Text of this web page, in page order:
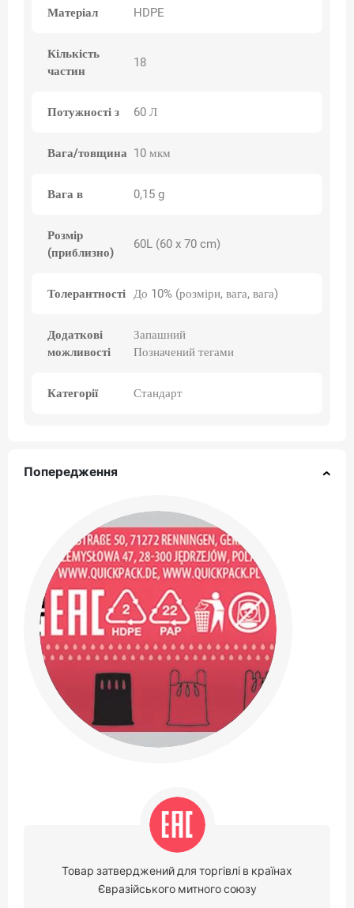
Матеріал HDPE
Кількість
частин
18
Потужності з 60 Л
Вага/товщина 10 мкм
Вага в 0,15 g
Розмір
(приблизно)
60L (60 x 70 cm)
Толерантності До 10% (розміри, вага, вага)
Додаткові
можливості
Запашний
Позначений тегами
Категорії Стандарт
Попередження
Товар затверджений для торгівлі в країнах
Євразійського митного союзу